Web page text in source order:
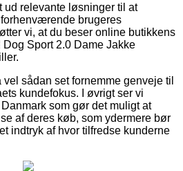
relevante løsninger til at
brugeres
vi, at du beser online butikkens
Sport 2.0 Dame Jakke
sådan set fornemme genveje til
kundefokus. I øvrigt ser vi
som gør det muligt at
af deres køb, som ydermere bør
indtryk af hvor tilfredse kunderne